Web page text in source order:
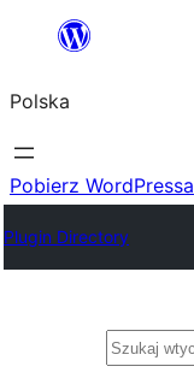
Przejdź
treści
Polska
Pobierz WordPressa
Plugin Directory
Szukaj